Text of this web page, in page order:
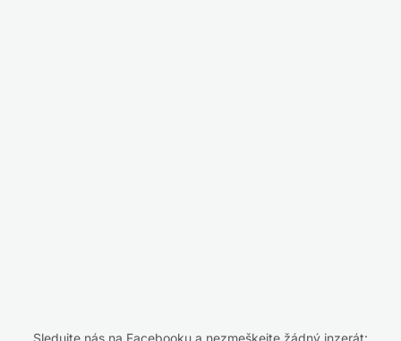
Sledujte nás na Facebooku a nezmeškejte žádný inzerát: